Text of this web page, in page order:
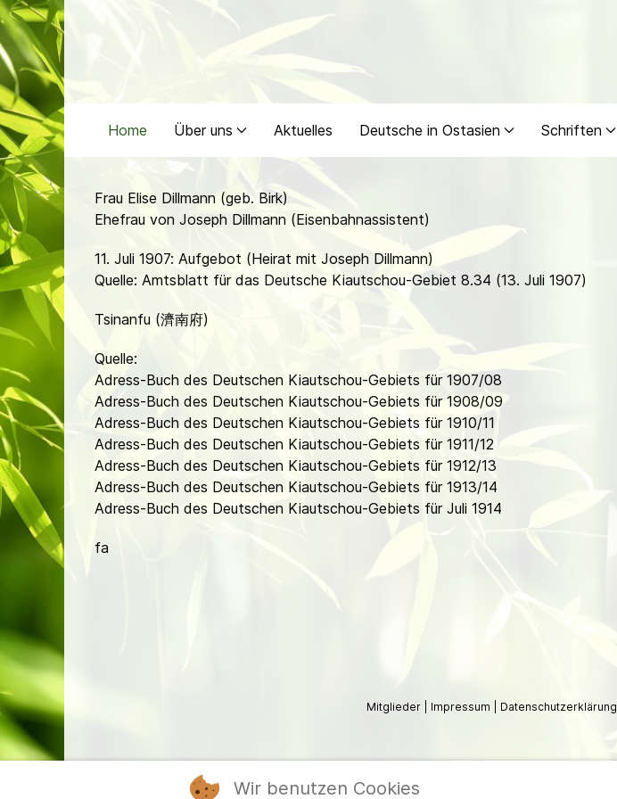
Home Über uns Aktuelles Deutsche in Ostasien Schriften
Frau Elise Dillmann (geb. Birk)
Ehefrau von Joseph Dillmann (Eisenbahnassistent)
11. Juli 1907: Aufgebot (Heirat mit Joseph Dillmann)
Quelle: Amtsblatt für das Deutsche Kiautschou-Gebiet 8.34 (13. Juli 1907)
Tsinanfu (濟南府)
Quelle:
Adress-Buch des Deutschen Kiautschou-Gebiets für 1907/08
Adress-Buch des Deutschen Kiautschou-Gebiets für 1908/09
Adress-Buch des Deutschen Kiautschou-Gebiets für 1910/11
Adress-Buch des Deutschen Kiautschou-Gebiets für 1911/12
Adress-Buch des Deutschen Kiautschou-Gebiets für 1912/13
Adress-Buch des Deutschen Kiautschou-Gebiets für 1913/14
Adress-Buch des Deutschen Kiautschou-Gebiets für Juli 1914
fa
Mitglieder Impressum Datenschutzerklärung
Wir benutzen Cookies